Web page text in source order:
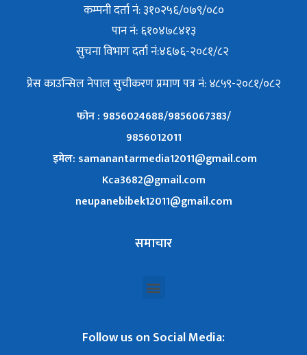
कम्पनी दर्ता नं: ३१०२५६/०७९/०८०
पान नं: ६१०४७८४१३
सुचना विभाग दर्ता नं:४६७६-२०८१/८२
प्रेस काउन्सिल नेपाल सुचीकरण प्रमाण पत्र नं: ४८५९-२०८१/०८२
फोन : 9856024688/9856067383/
9856012011
इमेल: samanantarmedia12011@gmail.com
Kca3682@gmail.com
neupanebibek12011@gmail.com
समाचार
Follow us on Social Media: